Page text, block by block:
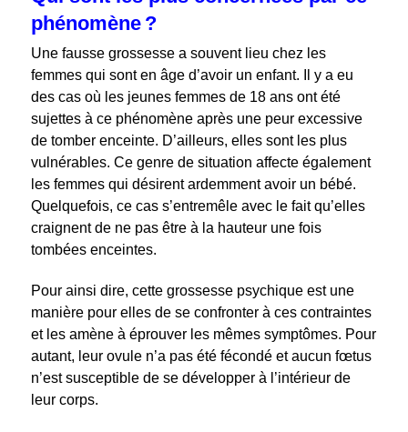
phénomène ?
Une fausse grossesse a souvent lieu chez les
femmes qui sont en âge d’avoir un enfant. Il y a eu
des cas où les jeunes femmes de 18 ans ont été
sujettes à ce phénomène après une peur excessive
de tomber enceinte. D’ailleurs, elles sont les plus
vulnérables. Ce genre de situation affecte également
les femmes qui désirent ardemment avoir un bébé.
Quelquefois, ce cas s’entremêle avec le fait qu’elles
craignent de ne pas être à la hauteur une fois
tombées enceintes.
Pour ainsi dire, cette grossesse psychique est une
manière pour elles de se confronter à ces contraintes
et les amène à éprouver les mêmes symptômes. Pour
autant, leur ovule n’a pas été fécondé et aucun fœtus
n’est susceptible de se développer à l’intérieur de
leur corps.